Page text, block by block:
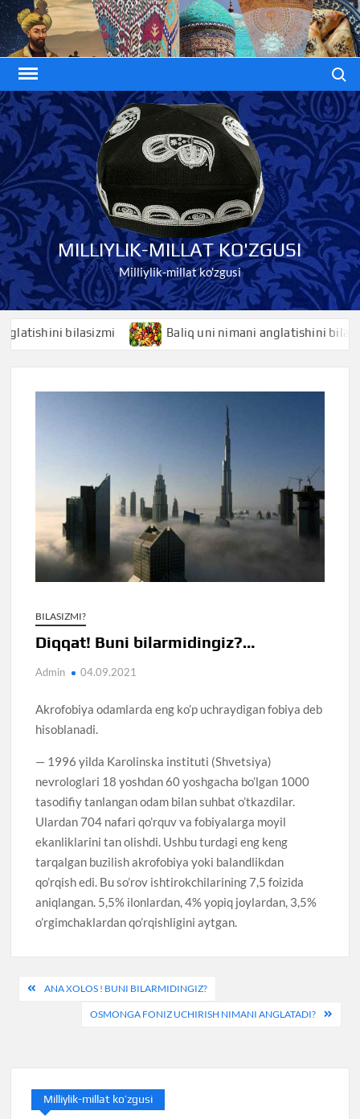
Skip
to
content
MILLIYLIK-MILLAT KO'ZGUSI
Milliylik-millat ko'zgusi
bilasizmi Baliq uni nimani anglatishini bilasizmi
BILASIZMI?
Diqqat! Buni bilarmidingiz?…
Admin 04.09.2021
Akrofobiya odamlarda eng ko’p uchraydigan fobiya deb
hisoblanadi.
— 1996 yilda Karolinska instituti (Shvetsiya)
nevrologlari 18 yoshdan 60 yoshgacha bo’lgan 1000
tasodifiy tanlangan odam bilan suhbat o’tkazdilar.
Ulardan 704 nafari qo’rquv va fobiyalarga moyil
ekanliklarini tan olishdi. Ushbu turdagi eng keng
tarqalgan buzilish akrofobiya yoki balandlikdan
qo’rqish edi. Bu so’rov ishtirokchilarining 7,5 foizida
aniqlangan. 5,5% ilonlardan, 4% yopiq joylardan, 3,5%
o’rgimchaklardan qo’rqishligini aytgan.
Post
menyusi
ANA XOLOS ! BUNI BILARMIDINGIZ?
OSMONGA FONIZ UCHIRISH NIMANI ANGLATADI?
Milliylik-millat ko’zgusi